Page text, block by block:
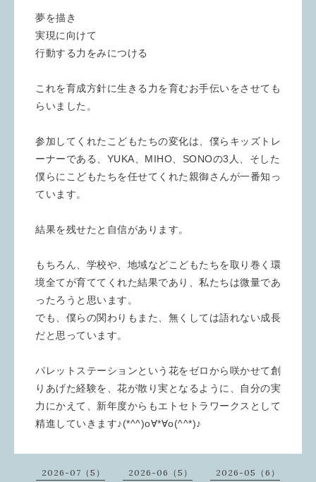
夢を描き
実現に向けて
行動する力をみにつける
これを育成方針に生きる力を育むお手伝いをさせても
らいました。
参加してくれたこどもたちの変化は、僕らキッズトレ
ーナーである、YUKA、MIHO、SONOの3人、そした
僕らにこどもたちを任せてくれた親御さんが一番知っ
ています。
結果を残せたと自信があります。
もちろん、学校や、地域などこどもたちを取り巻く環
境全てが育ててくれた結果であり、私たちは微量であ
ったろうと思います。
でも、僕らの関わりもまた、無くしては語れない成長
だと思っています。
パレットステーションという花をゼロから咲かせて創
りあげた経験を、花が散り実となるように、自分の実
力にかえて、新年度からもエトセトラワークスとして
精進していきます♪(*^^)o∀*∀o(^^*)♪
2026-07（5） 2026-06（5） 2026-05（6）